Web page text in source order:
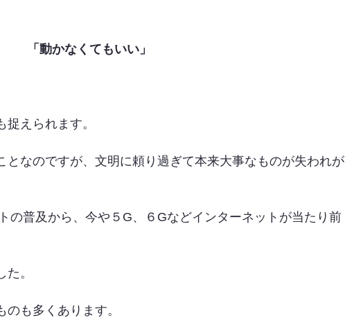
「動かなくてもいい」
えられます。
となのですが、文明に頼り過ぎて本来大事なものが失われが
の普及から、今や５G、６Gなどインターネットが当たり前
。
も多くあります。